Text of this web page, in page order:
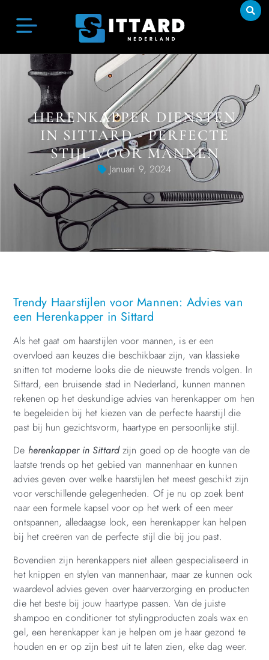
HERENKAPPER DIENSTEN
IN SITTARD - PERFECTE
STIJL VOOR MANNEN
Januari 9, 2024
Trendy Haarstijlen voor Mannen: Advies van
een Herenkapper in Sittard
Als het gaat om haarstijlen voor mannen, is er een
overvloed aan keuzes die beschikbaar zijn, van klassieke
snitten tot moderne looks die de nieuwste trends volgen. In
Sittard, een bruisende stad in Nederland, kunnen mannen
rekenen op het deskundige advies van herenkapper om hen
te begeleiden bij het kiezen van de perfecte haarstijl die
past bij hun gezichtsvorm, haartype en persoonlijke stijl.
De herenkapper in Sittardzijn goed op de hoogte van de
laatste trends op het gebied van mannenhaar en kunnen
advies geven over welke haarstijlen het meest geschikt zijn
voor verschillende gelegenheden. Of je nu op zoek bent
naar een formele kapsel voor op het werk of een meer
ontspannen, alledaagse look, een herenkapper kan helpen
bij het creëren van de perfecte stijl die bij jou past.
Bovendien zijn herenkappers niet alleen gespecialiseerd in
het knippen en stylen van mannenhaar, maar ze kunnen ook
waardevol advies geven over haarverzorging en producten
die het beste bij jouw haartype passen. Van de juiste
shampoo en conditioner tot stylingproducten zoals wax en
gel, een herenkapper kan je helpen om je haar gezond te
houden en er op zijn best uit te laten zien, elke dag weer.